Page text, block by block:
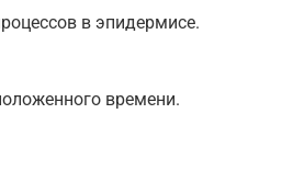
в эпидермисе.
времени.